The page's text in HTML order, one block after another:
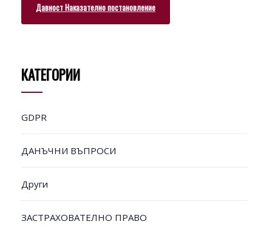
Давност Наказателно постановление
КАТЕГОРИИ
GDPR
ДАНЪЧНИ ВЪПРОСИ
Други
ЗАСТРАХОВАТЕЛНО ПРАВО